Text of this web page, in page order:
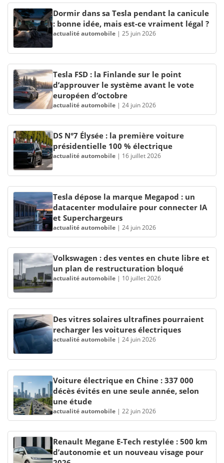
Dormir dans sa Tesla pendant la canicule
: bonne idée, mais est-ce vraiment légal ?
actualité automobile | 25 juin 2026
Tesla FSD : la Finlande sur le point
d’approuver le système avant le vote
européen d’octobre
actualité automobile | 24 juin 2026
DS N°7 Élysée : la première voiture
présidentielle 100 % électrique
actualité automobile | 16 juillet 2026
Tesla dépose la marque Megapod : un
datacenter modulaire pour connecter IA
et Superchargeurs
actualité automobile | 24 juin 2026
Volkswagen : des ventes en chute libre et
un plan de restructuration bloqué
actualité automobile | 10 juillet 2026
Des vitres solaires ultrafines pourraient
recharger les voitures électriques
actualité automobile | 24 juin 2026
Voiture électrique en Chine : 337 000
décès évités en une seule année, selon
une étude
actualité automobile | 22 juin 2026
Renault Megane E-Tech restylée : 500 km
d’autonomie et un nouveau visage pour